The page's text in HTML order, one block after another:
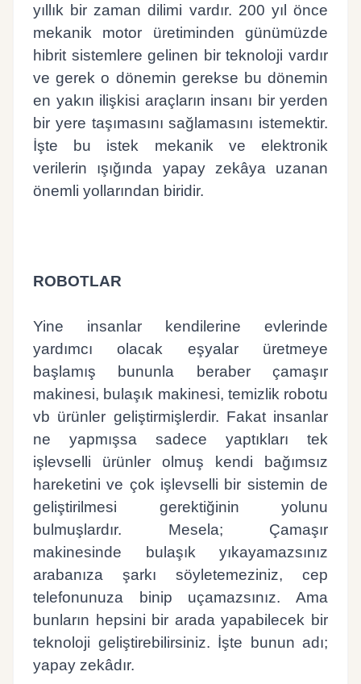
yıllık bir zaman dilimi vardır. 200 yıl önce
mekanik motor üretiminden günümüzde
hibrit sistemlere gelinen bir teknoloji vardır
ve gerek o dönemin gerekse bu dönemin
en yakın ilişkisi araçların insanı bir yerden
bir yere taşımasını sağlamasını istemektir.
İşte bu istek mekanik ve elektronik
verilerin ışığında yapay zekâya uzanan
önemli yollarından biridir.
ROBOTLAR
Yine insanlar kendilerine evlerinde
yardımcı olacak eşyalar üretmeye
başlamış bununla beraber çamaşır
makinesi, bulaşık makinesi, temizlik robotu
vb ürünler geliştirmişlerdir. Fakat insanlar
ne yapmışsa sadece yaptıkları tek
işlevselli ürünler olmuş kendi bağımsız
hareketini ve çok işlevselli bir sistemin de
geliştirilmesi gerektiğinin yolunu
bulmuşlardır. Mesela; Çamaşır
makinesinde bulaşık yıkayamazsınız
arabanıza şarkı söyletemeziniz, cep
telefonunuza binip uçamazsınız. Ama
bunların hepsini bir arada yapabilecek bir
teknoloji geliştirebilirsiniz. İşte bunun adı;
yapay zekâdır.